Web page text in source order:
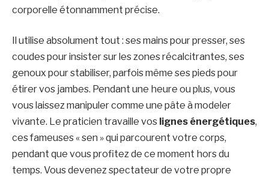
corporelle étonnamment précise.
Il utilise absolument tout : ses mains pour presser, ses
coudes pour insister sur les zones récalcitrantes, ses
genoux pour stabiliser, parfois même ses pieds pour
étirer vos jambes. Pendant une heure ou plus, vous
vous laissez manipuler comme une pâte à modeler
vivante. Le praticien travaille vos lignes énergétiques,
ces fameuses « sen » qui parcourent votre corps,
pendant que vous profitez de ce moment hors du
temps. Vous devenez spectateur de votre propre